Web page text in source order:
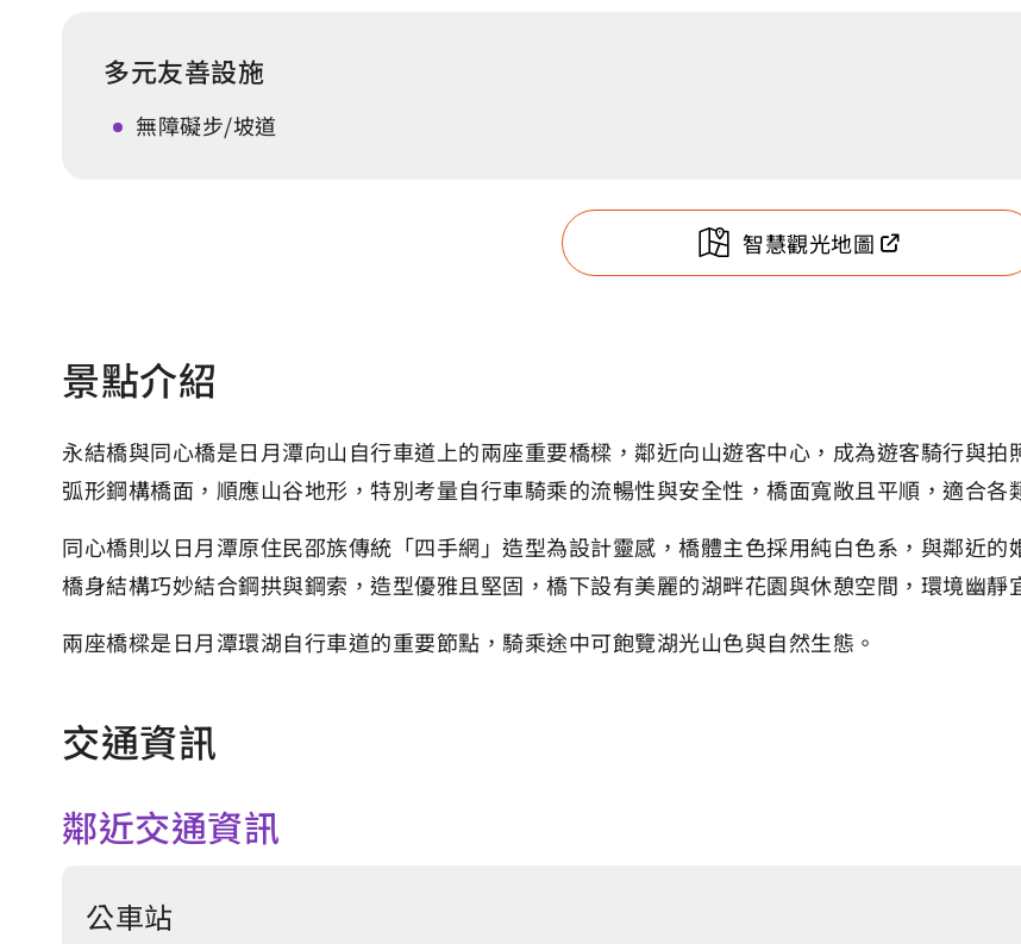
多元友善設施
無障礙步/坡道
智慧觀光地圖
景點介紹
永結橋與同心橋是日月潭向山自行車道上的兩座重要橋樑，鄰近向山遊客中心，成為遊客騎行與
弧形鋼構橋面，順應山谷地形，特別考量自行車騎乘的流暢性與安全性，橋面寬敞且平順，適合各
同心橋則以日月潭原住民邵族傳統「四手網」造型為設計靈感，橋體主色採用純白色系，與鄰近
橋身結構巧妙結合鋼拱與鋼索，造型優雅且堅固，橋下設有美麗的湖畔花園與休憩空間，環境幽靜
兩座橋樑是日月潭環湖自行車道的重要節點，騎乘途中可飽覽湖光山色與自然生態。
交通資訊
鄰近交通資訊
公車站